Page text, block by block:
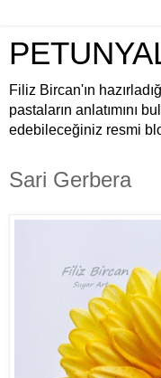
Filiz Bircan'ın
pastaların anlatımını
edebileceğiniz resmi
Sari Gerbera